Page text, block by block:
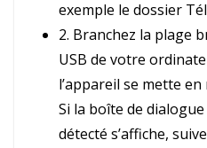
exemple le dossier
2. Branchez la plage
USB de votre
l’appareil se mette en
Si la boîte de
détecté s’affiche,